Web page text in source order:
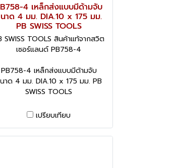
4 เหล็กส่งแบบมีด้ามจับ
าด 4 มม. DIA.10 x 175 มม.
PB SWISS TOOLS
SWISS TOOLS สินค้าแท้จากสวิต
เซอร์แลนด์ PB758-4
PB758-4 เหล็กส่งแบบมีด้ามจับ
าด 4 มม. DIA.10 x 175 มม. PB
SWISS TOOLS
เปรียบเทียบ